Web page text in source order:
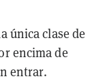
única clase de
encima de
entrar.